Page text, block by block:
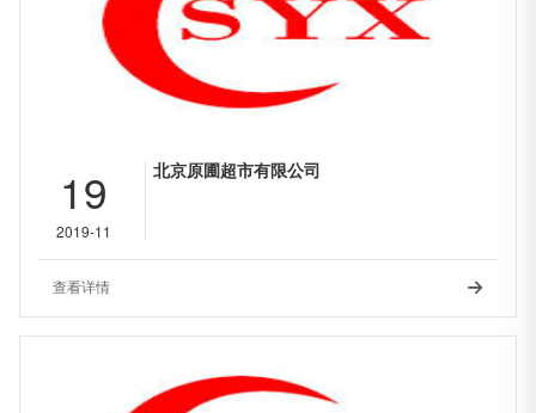
19
2019-11
北京原圃超市有限公司
查看详情 